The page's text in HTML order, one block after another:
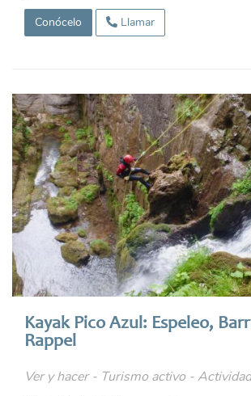
Conócelo Llamar
Kayak Pico Azul: Espeleo,
Rappel
Ver y hacer - Turismo activo -